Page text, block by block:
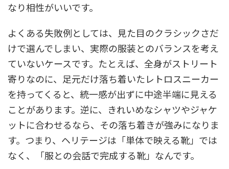
なり相性がいいです。
よくある失敗例としては、見た目のクラシックさだ
けで選んでしまい、実際の服装とのバランスを考え
ていないケースです。たとえば、全身がストリート
寄りなのに、足元だけ落ち着いたレトロスニーカー
を持ってくると、統一感が出ずに中途半端に見える
ことがあります。逆に、きれいめなシャツやジャケ
ットに合わせるなら、その落ち着きが強みになりま
す。つまり、ヘリテージは「単体で映える靴」では
なく、「服との会話で完成する靴」なんです。